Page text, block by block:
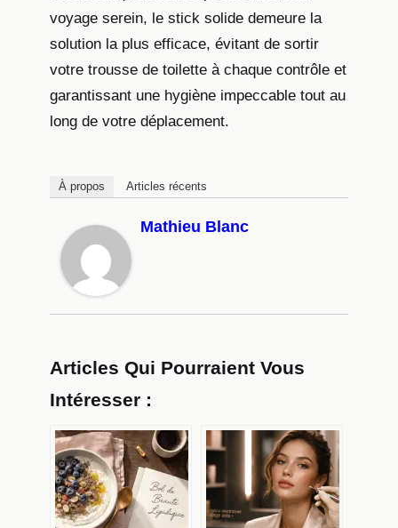
voyage serein, le stick solide demeure la
solution la plus efficace, évitant de sortir
votre trousse de toilette à chaque contrôle et
garantissant une hygiène impeccable tout au
long de votre déplacement.
À propos Articles récents
Mathieu Blanc
Articles Qui Pourraient Vous
Intéresser :